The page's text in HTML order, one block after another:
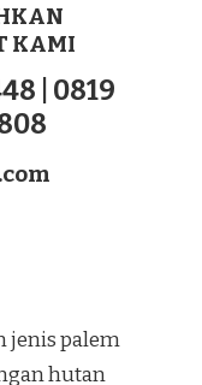
KAMI
| 0819
jenis palem
hutan